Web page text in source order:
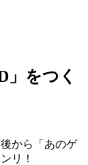
」をつく
から「あのゲ
リ！